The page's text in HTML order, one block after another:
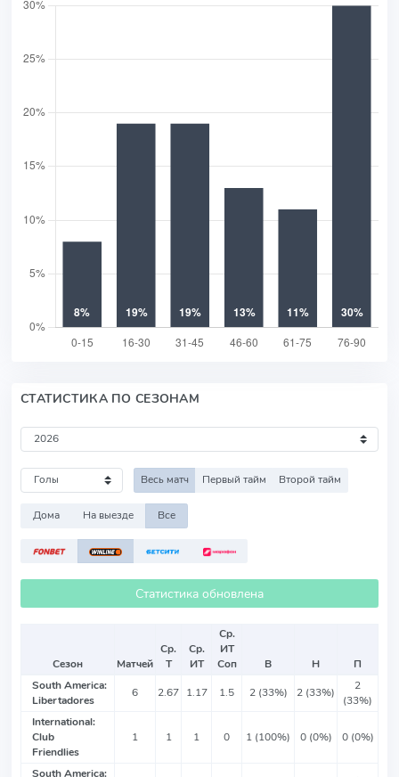
СТАТИСТИКА ПО СЕЗОНАМ
Весь матч Первый тайм Второй тайм
Дома На выезде Все
Статистика обновлена
Сезон Матчей
Ср.
Т
Ср.
ИТ
Ср.
ИТ
Соп
В Н
П
South America:
Libertadores
6 2.67 1.17 1.5 2 (33%) 2 (33%)
2
(33%)
International:
Club
Friendlies
1 1 1 0 1 (100%) 0 (0%) 0 (0%)
South America: